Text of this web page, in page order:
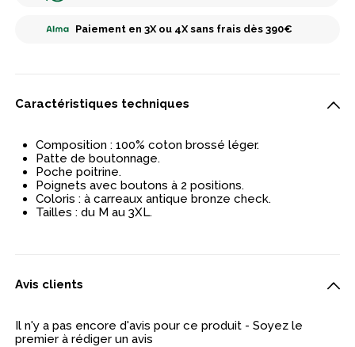
Paiement en 3X ou 4X sans frais dès 390€
Caractéristiques techniques
Composition : 100% coton brossé léger.
Patte de boutonnage.
Poche poitrine.
Poignets avec boutons à 2 positions.
Coloris : à carreaux antique bronze check.
Tailles : du M au 3XL.
Avis clients
Il n'y a pas encore d'avis pour ce produit - Soyez le
premier à rédiger un avis